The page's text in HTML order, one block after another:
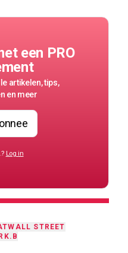
een PRO
artikelen, tips,
en meer
Log in
WALL STREET